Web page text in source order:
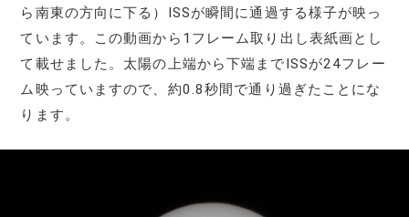
ら南東の方向に下る）ISSが瞬間に通過する様子が映っ
ています。この動画から1フレーム取り出し表紙画とし
て載せました。太陽の上端から下端までISSが24フレー
ム映っていますので、約0.8秒間で通り過ぎたことにな
ります。